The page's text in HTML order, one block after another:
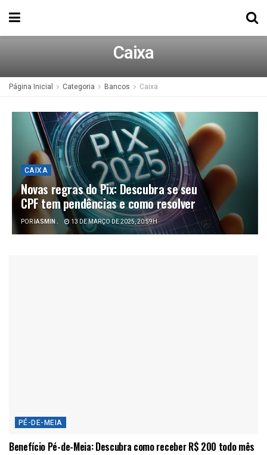
Caixa
Página Inicial Categoria Bancos Caixa
CAIXA
Novas regras do Pix: Descubra se seu
CPF tem pendências e como resolver
PORIASMIN . 13 DE MARÇO DE 2025, 20:59H
PÉ-DE-MEIA
Benefício Pé-de-Meia: Descubra como receber R$ 200 todo mês